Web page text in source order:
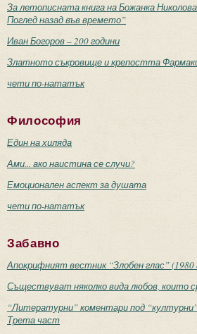
За летописната книга на Божанка
Поглед назад във времето”
Иван Богоров – 200 години
Златното съкровище и крепостта
чети по-нататък
Философия
Един на хиляда
Ами... ако наистина се случи?
Емоционален аспект за душата
чети по-нататък
Забавно
Апокрифният вестник “Злобен глас” (1980
Съществуват няколко вида любов, които
“Литературни” коментари под
Трета част